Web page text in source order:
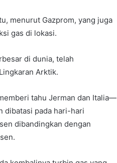
menurut Gazprom, yang juga
gas di lokasi.
di dunia, telah
Arktik.
tahu Jerman dan Italia—
dibatasi pada hari-hari
dibandingkan dengan